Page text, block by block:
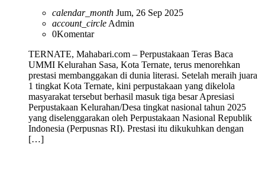
calendar_month Jum, 26 Sep 2025
account_circleAdmin
0Komentar
TERNATE, Mahabari.com – Perpustakaan Teras Baca
UMMI Kelurahan Sasa, Kota Ternate, terus menorehkan
prestasi membanggakan di dunia literasi. Setelah meraih juara
1 tingkat Kota Ternate, kini perpustakaan yang dikelola
masyarakat tersebut berhasil masuk tiga besar Apresiasi
Perpustakaan Kelurahan/Desa tingkat nasional tahun 2025
yang diselenggarakan oleh Perpustakaan Nasional Republik
Indonesia (Perpusnas RI). Prestasi itu dikukuhkan dengan
[…]